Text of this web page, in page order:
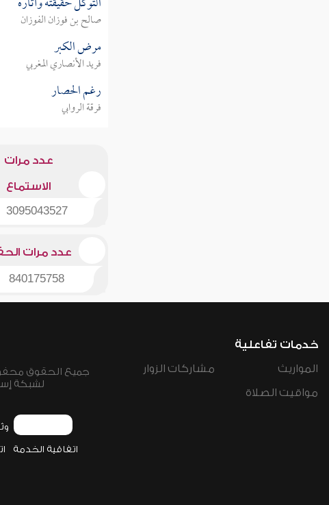
صالح بن فوزان الفوزان
مرض الكبر
فريد الأنصاري المغربي
رغم الحصار
فرقة الروابي
عدد مرات
الاستماع
3095043527
عدد مرات
840175758
خدمات تفاعلية
المواريث
مواقيت الصلاة
مشاركات الزوار
لشبكة
اتفاقية الخدمة